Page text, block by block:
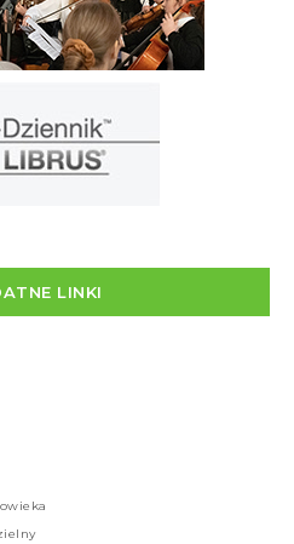
LINKI